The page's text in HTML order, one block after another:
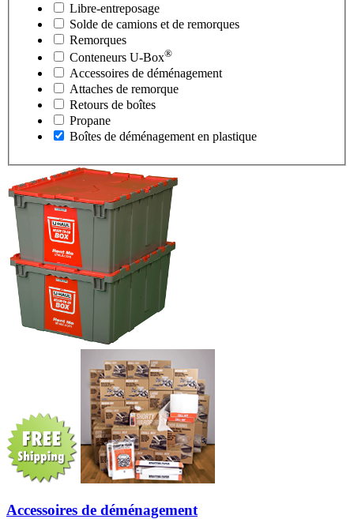
Libre-entreposage
Solde de camions et de remorques
Remorques
Conteneurs U-Box®
Accessoires de déménagement
Attaches de remorque
Retours de boîtes
Propane
Boîtes de déménagement en plastique
Accessoires de déménagement